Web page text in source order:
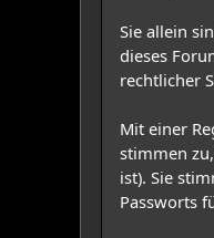
Sie allein
dieses
rechtlicher
Mit einer
stimmen
ist). Sie
Passworts